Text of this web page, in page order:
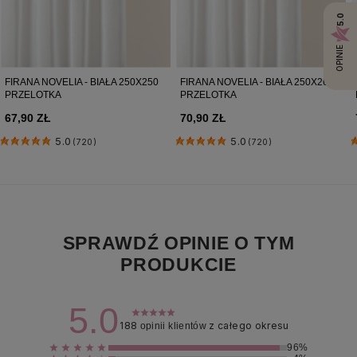
SPRAWDŹ OPINIE O TYM
PRODUKCIE
5.0 188 opinii klientów z całego okresu
96%
FIRANA NOVELIA - BIAŁA 250X250
PRZELOTKA
67,90 ZŁ
5.0 (720)
FIRANA NOVELIA - BIAŁA 250X260
PRZELOTKA
70,90 ZŁ
5.0 (720)
OPINIE
5.0